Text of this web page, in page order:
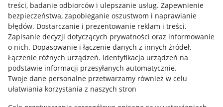
treści, badanie odbiorców i ulepszanie usług. Zapewnienie
bezpieczeństwa, zapobieganie oszustwom i naprawianie
błędów. Dostarczanie i prezentowanie reklam i treści.
Zapisanie decyzji dotyczących prywatności oraz informowanie
o nich. Dopasowanie i łączenie danych z innych źródeł.
Łączenie różnych urządzeń. Identyfikacja urządzeń na
podstawie informacji przesyłanych automatycznie.
Twoje dane personalne przetwarzamy również w celu
ułatwiania korzystania z naszych stron
Mapa miejscowości
Informacje prawne
Regulamin
Polityka plików "cookies"
Ustawienia plików "cookies"